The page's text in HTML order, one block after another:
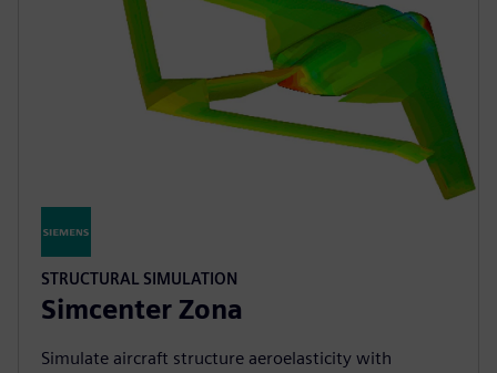
STRUCTURAL SIMULATION
Simcenter Zona
Simulate aircraft structure aeroelasticity with